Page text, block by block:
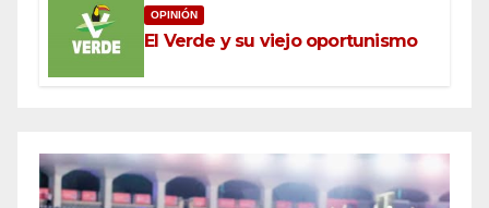
OPINIÓN
El Verde y su viejo oportunismo